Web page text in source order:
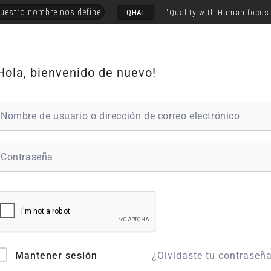
nombre nos define QHAI "Quality with Human focus
bienvenido de nuevo!
Mantener sesión ¿Olvidaste tu